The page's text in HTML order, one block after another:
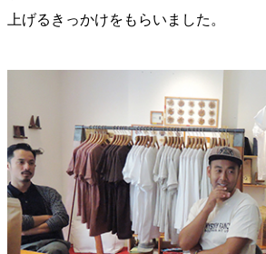
上げるきっかけをもらいました。